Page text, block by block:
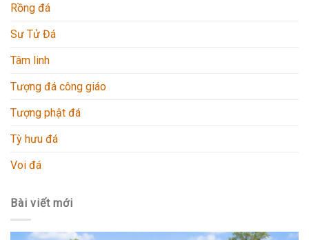
Rồng đá
Sư Tử Đá
Tâm linh
Tượng đá công giáo
Tượng phật đá
Tỳ hưu đá
Voi đá
Bài viết mới